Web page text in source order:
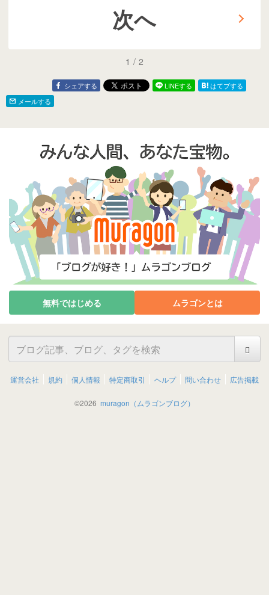
次へ
1 / 2
シェアする LINEする
はてブする
メールする
無料ではじめる ムラゴンとは
運営会社 規約 個人情報 特定商取引 ヘルプ 問い合わせ 広告掲載
©2026 muragon（ムラゴンブログ）